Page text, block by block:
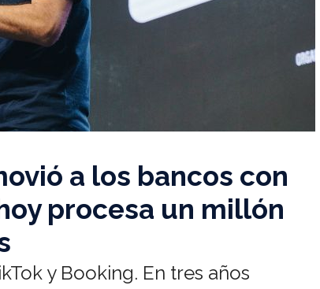
a los bancos con
procesa un millón
y Booking. En tres años